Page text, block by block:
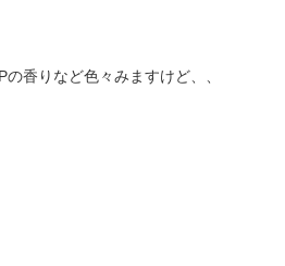
香りなど色々みますけど、、